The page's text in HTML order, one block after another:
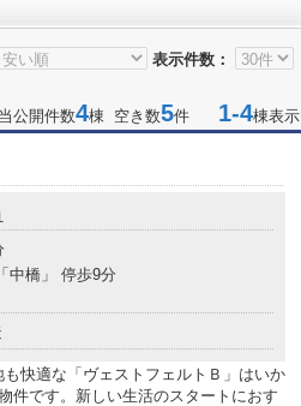
表示件数：
公開件数4棟 空き数5件 1-4棟表示
中橋」 停歩9分
快適な「ヴェストフェルトＢ」はいか
件です。新しい生活のスタートにおす